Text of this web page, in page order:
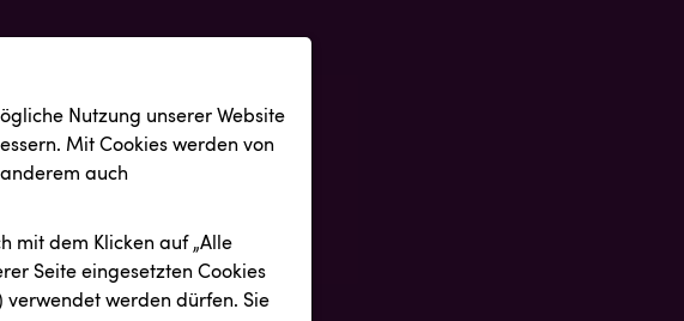
Nutzung unserer Website
Mit Cookies werden von
auch
mit dem Klicken auf „Alle
Seite eingesetzten Cookies
verwendet werden dürfen. Sie